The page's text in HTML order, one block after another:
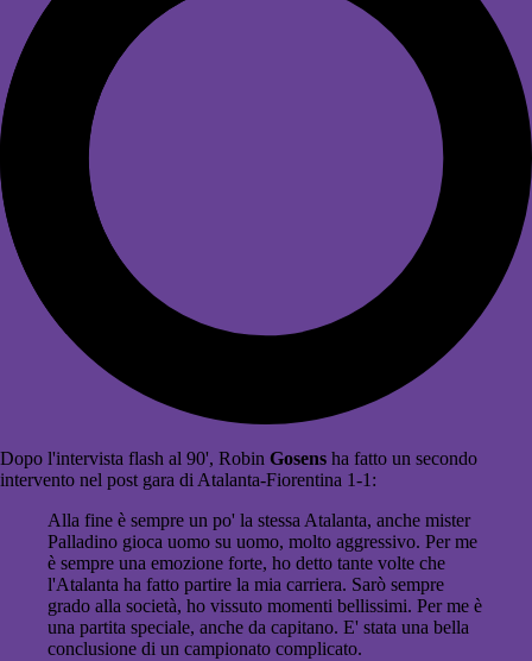
Dopo l'intervista flash al 90', Robin Gosens ha fatto un secondo
intervento nel post gara di Atalanta-Fiorentina 1-1:
Alla fine è sempre un po' la stessa Atalanta, anche mister
Palladino gioca uomo su uomo, molto aggressivo. Per me
è sempre una emozione forte, ho detto tante volte che
l'Atalanta ha fatto partire la mia carriera. Sarò sempre
grado alla società, ho vissuto momenti bellissimi. Per me è
una partita speciale, anche da capitano. E' stata una bella
conclusione di un campionato complicato.